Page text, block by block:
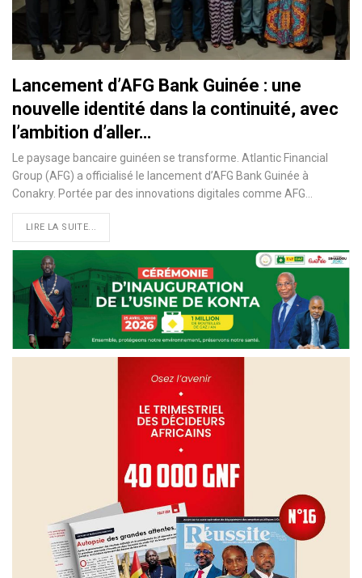
​Lancement d’AFG Bank Guinée : une
nouvelle identité dans la continuité, avec
l’ambition d’aller…
Le paysage bancaire guinéen se transforme. Atlantic Financial
Group (AFG) a officialisé le lancement d’AFG Bank Guinée à
Conakry. Portée par des innovations digitales comme AFG…
LIRE LA SUITE...